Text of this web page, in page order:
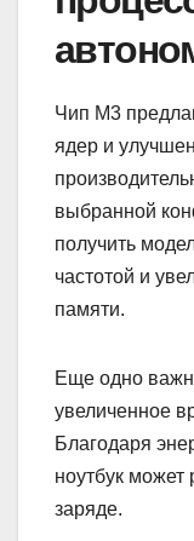
Чип M3
ядер и
выбранной
получить
частотой и
памяти.
Еще одно
увеличенное
Благодаря
ноутбук может
заряде.